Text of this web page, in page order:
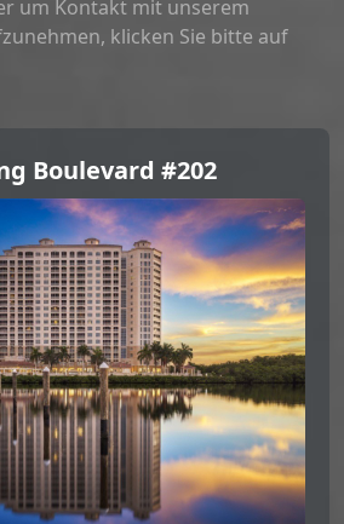
um Kontakt mit unserem
klicken Sie bitte auf
Boulevard #202